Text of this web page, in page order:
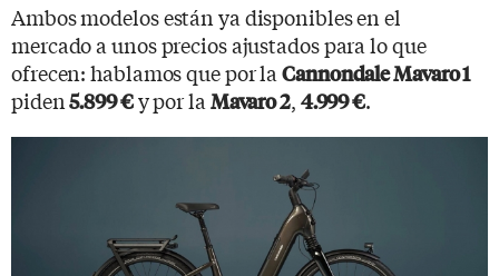
Ambos modelos están ya disponibles en el
mercado a unos precios ajustados para lo que
ofrecen: hablamos que por laCannondale Mavaro 1
piden5.899 €y por la Mavaro 2, 4.999 €.